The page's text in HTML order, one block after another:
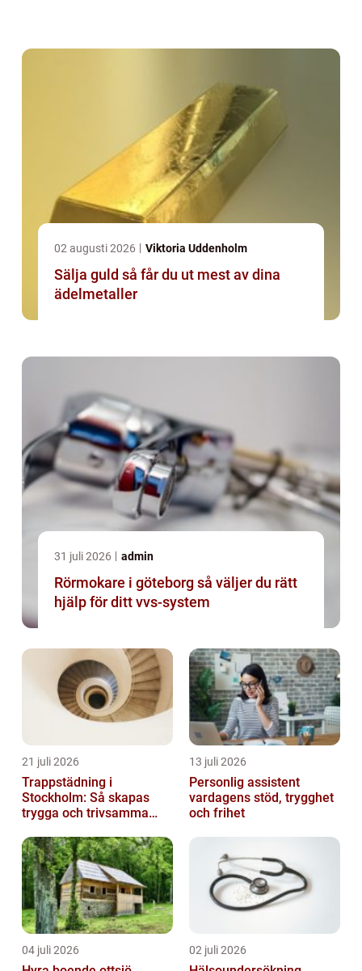
02 augusti 2026 Viktoria Uddenholm
Sälja guld så får du ut mest av dina
ädelmetaller
31 juli 2026 admin
Rörmokare i göteborg så väljer du rätt
hjälp för ditt vvs-system
21 juli 2026
Trappstädning i
Stockholm: Så skapas
trygga och trivsamma
13 juli 2026
Personlig assistent
vardagens stöd, trygghet
och frihet
04 juli 2026 02 juli 2026